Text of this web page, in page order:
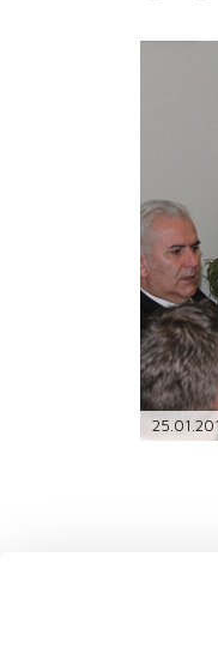
MOJ PROFIL